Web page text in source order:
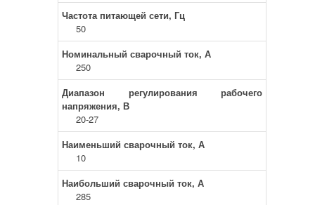
Частота питающей сети, Гц
50
Номинальный сварочный ток, А
250
Диапазон регулирования рабочего
напряжения, В
20-27
Наименьший сварочный ток, А
10
Наибольший сварочный ток, А
285